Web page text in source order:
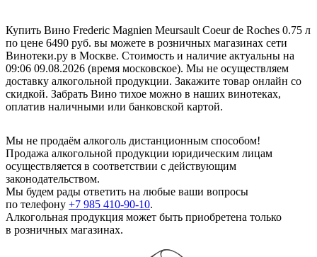
Купить Вино Frederic Magnien Meursault Coeur de Roches 0.75 л
по цене 6490 руб. вы можете в розничных магазинах сети
Винотеки.ру в Москве. Стоимость и наличие актуальны на
09:06 09.08.2026 (время московское). Мы не осуществляем
доставку алкогольной продукции. Закажите товар онлайн со
скидкой. Забрать Вино тихое можно в наших винотеках,
оплатив наличными или банковской картой.
Мы не продаём алкоголь дистанционным способом!
Продажа алкогольной продукции юридическим лицам
осуществляется в соответствии с действующим
законодательством.
Мы будем рады ответить на любые ваши вопросы
по телефону +7 985 410-90-10.
Алкогольная продукция может быть приобретена только
в розничных магазинах.